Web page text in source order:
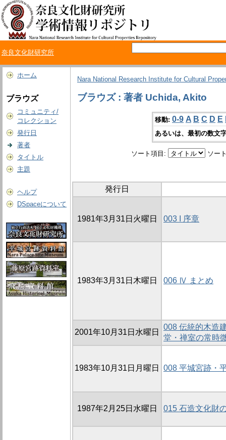
奈良文化財研究所
ホーム
ブラウズ
コミュニティ/
コレクション
発行日
著者
タイトル
主題
ヘルプ
DSpaceについて
Nara National Research Institute for Cultural
ブラウズ : 著者 Uchida, Akito
移動: 0-9 A B C D E
あるいは、最初の数文
ソート項目: ソー
発行日
1981年3月31日火曜日 003 I 序章
1983年3月31日木曜日 006 Ⅳ まとめ
2001年10月31日水曜日
008 伝統的木造
堂・禅室の常時
1983年10月31日月曜日 008 平城宮跡・
1987年2月25日水曜日 015 石造文化財